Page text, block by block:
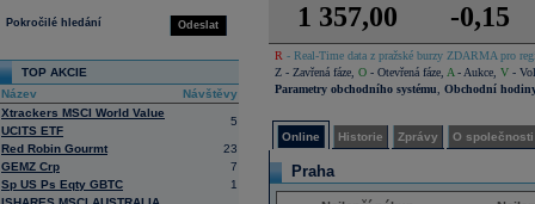
Odeslat
Pokročilé hledání
TOP AKCIE
Název
Návštěvy
Xtrackers MSCI World Value
UCITS ETF
5
Red Robin Gourmt
23
GEMZ Crp
7
Sp US Ps Eqty GBTC
1
1 357,00 -0,15
R - Real-Time data z pražské burzy ZDARMA pro
Z - Zavřená fáze O - Otevřená fáze A - Aukce V -
Parametry obchodního systému
Obchodní
Online Historie Zprávy O společnosti
Praha